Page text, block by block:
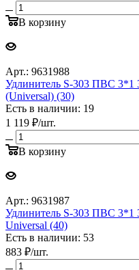
В корзину
Арт.: 9631988
Удлинитель S-303 ПВС 3*1
(Universal) (30)
Есть в наличии: 19
1 119 ₽/шт.
В корзину
Арт.: 9631987
Удлинитель S-303 ПВС 3*1
Universal (40)
Есть в наличии: 53
883 ₽/шт.